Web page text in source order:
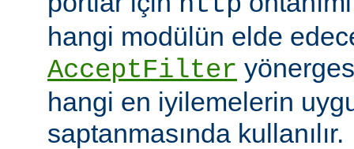
hangi modülün elde
AcceptFilter
hangi en iyilemelerin
saptanmasında kullanılır.